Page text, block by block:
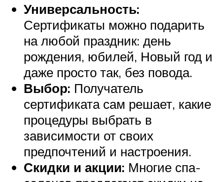
Универсальность:
Сертификаты можно подарить
на любой праздник: день
рождения, юбилей, Новый год и
даже просто так, без повода.
Выбор: Получатель
сертификата сам решает, какие
процедуры выбрать в
зависимости от своих
предпочтений и настроения.
Скидки и акции: Многие спа-